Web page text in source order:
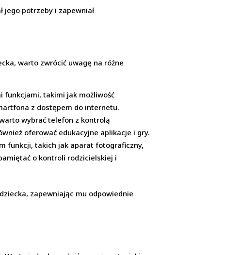
jego potrzeby i zapewniał
warto zwrócić uwagę na różne
funkcjami, takimi jak możliwość
z dostępem do internetu.
wybrać telefon z kontrolą
oferować edukacyjne aplikacje i gry.
funkcji, takich jak aparat fotograficzny,
o kontroli rodzicielskiej i
zapewniając mu odpowiednie